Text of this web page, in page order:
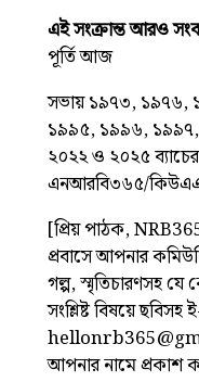
এই সংক্রান্ত আরও
পূর্তি আজ
সভায় ১৯৭৩, ১৯৭৬,
১৯৯৫, ১৯৯৬,
২০২২ ও ২০২৫ ব্যাচের
এনআরবি৩৬৫/
[প্রিয় পাঠক,
প্রবাসে আপনার
গল্প, স্মৃতিচারণসহ যে
সংশ্লিষ্ট বিষয়ে
আপনার নামে প্রকাশ